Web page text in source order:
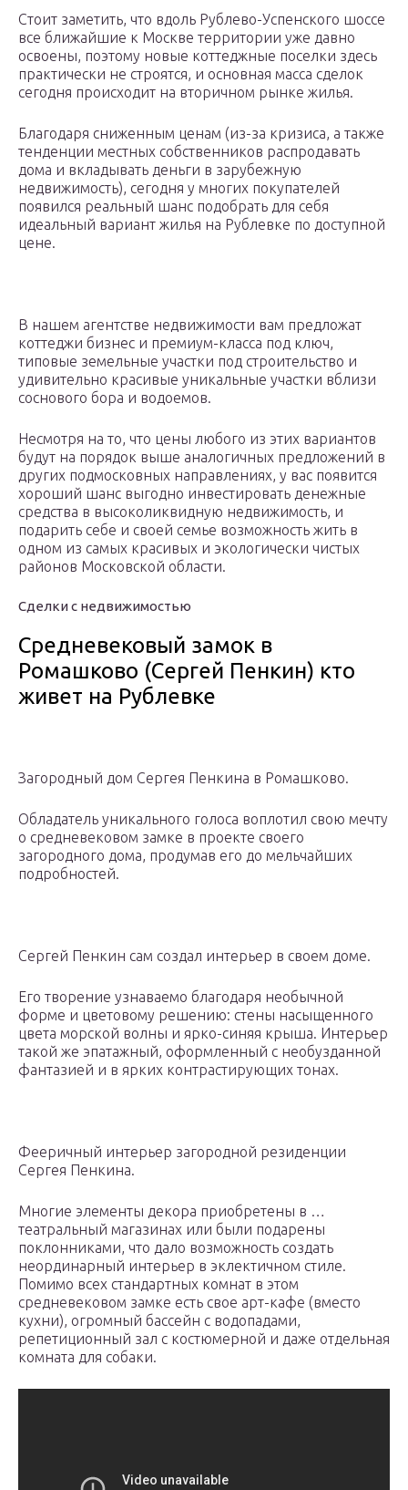
Стоит заметить, что вдоль Рублево-Успенского шоссе
все ближайшие к Москве территории уже давно
освоены, поэтому новые коттеджные поселки здесь
практически не строятся, и основная масса сделок
сегодня происходит на вторичном рынке жилья.
Благодаря сниженным ценам (из-за кризиса, а также
тенденции местных собственников распродавать
дома и вкладывать деньги в зарубежную
недвижимость), сегодня у многих покупателей
появился реальный шанс подобрать для себя
идеальный вариант жилья на Рублевке по доступной
цене.
В нашем агентстве недвижимости вам предложат
коттеджи бизнес и премиум-класса под ключ,
типовые земельные участки под строительство и
удивительно красивые уникальные участки вблизи
соснового бора и водоемов.
Несмотря на то, что цены любого из этих вариантов
будут на порядок выше аналогичных предложений в
других подмосковных направлениях, у вас появится
хороший шанс выгодно инвестировать денежные
средства в высоколиквидную недвижимость, и
подарить себе и своей семье возможность жить в
одном из самых красивых и экологически чистых
районов Московской области.
Сделки с недвижимостью
Средневековый замок в
Ромашково (Сергей Пенкин) кто
живет на Рублевке
Загородный дом Сергея Пенкина в Ромашково.
Обладатель уникального голоса воплотил свою мечту
о средневековом замке в проекте своего
загородного дома, продумав его до мельчайших
подробностей.
Сергей Пенкин сам создал интерьер в своем доме.
Его творение узнаваемо благодаря необычной
форме и цветовому решению: стены насыщенного
цвета морской волны и ярко-синяя крыша. Интерьер
такой же эпатажный, оформленный с необузданной
фантазией и в ярких контрастирующих тонах.
Фееричный интерьер загородной резиденции
Сергея Пенкина.
Многие элементы декора приобретены в …
театральный магазинах или были подарены
поклонниками, что дало возможность создать
неординарный интерьер в эклектичном стиле.
Помимо всех стандартных комнат в этом
средневековом замке есть свое арт-кафе (вместо
кухни), огромный бассейн с водопадами,
репетиционный зал с костюмерной и даже отдельная
комната для собаки.